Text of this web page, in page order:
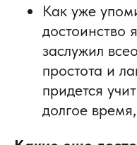
Как уже
достоинство
заслужил
простота и
придется
долгое